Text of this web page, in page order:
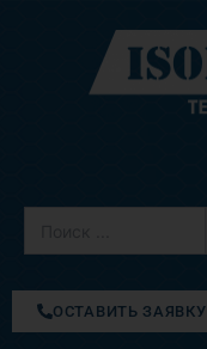
содержимому
ОСТАВИТЬ ЗАЯВКУ